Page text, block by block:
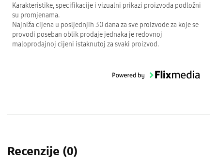
Karakteristike, specifikacije i vizualni prikazi proizvoda podložni
su promjenama.
Najniža cijena u posljednjih 30 dana za sve proizvode za koje se
provodi poseban oblik prodaje jednaka je redovnoj
maloprodajnoj cijeni istaknutoj za svaki proizvod.
Recenzije (0)